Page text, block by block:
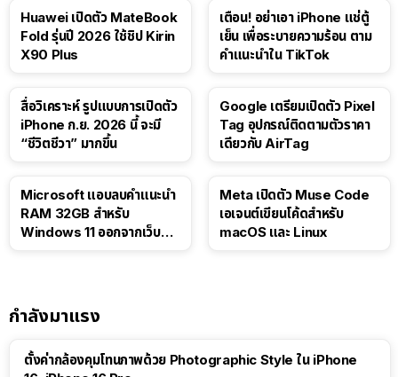
Huawei เปิดตัว MateBook
Fold รุ่นปี 2026 ใช้ชิป Kirin
X90 Plus
เตือน! อย่าเอา iPhone แช่ตู้
เย็น เพื่อระบายความร้อน ตาม
คำแนะนำใน TikTok
สื่อวิเคราะห์ รูปแบบการเปิดตัว
iPhone ก.ย. 2026 นี้ จะมี
“ชีวิตชีวา” มากขึ้น
Google เตรียมเปิดตัว Pixel
Tag อุปกรณ์ติดตามตัวราคา
เดียวกับ AirTag
Microsoft แอบลบคำแนะนำ
RAM 32GB สำหรับ
Windows 11 ออกจากเว็บตัว
Meta เปิดตัว Muse Code
เอเจนต์เขียนโค้ดสำหรับ
macOS และ Linux
กำลังมาแรง
ตั้งค่ากล้องคุมโทนภาพด้วย Photographic Style ใน iPhone